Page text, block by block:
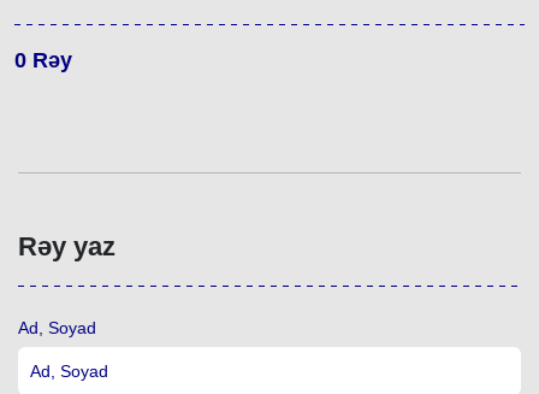
0 Rəy
Rəy yaz
Ad, Soyad